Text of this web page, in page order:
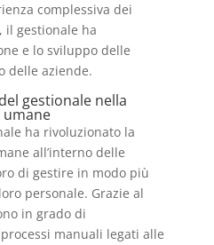
complessiva dei
gestionale ha
e lo sviluppo delle
delle aziende.
gestionale nella
umane
ha rivoluzionato la
all’interno delle
di gestire in modo più
personale. Grazie al
in grado di
manuali legati alle